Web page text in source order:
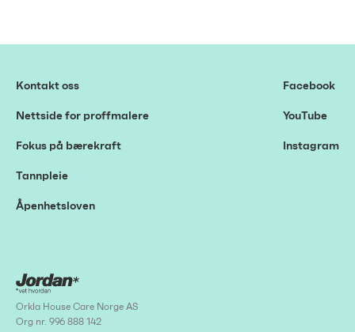
Kontakt oss
Nettside for proffmalere
Fokus på bærekraft
Tannpleie
Åpenhetsloven
Facebook
YouTube
Instagram
Orkla House Care Norge AS
Org nr. 996 888 142